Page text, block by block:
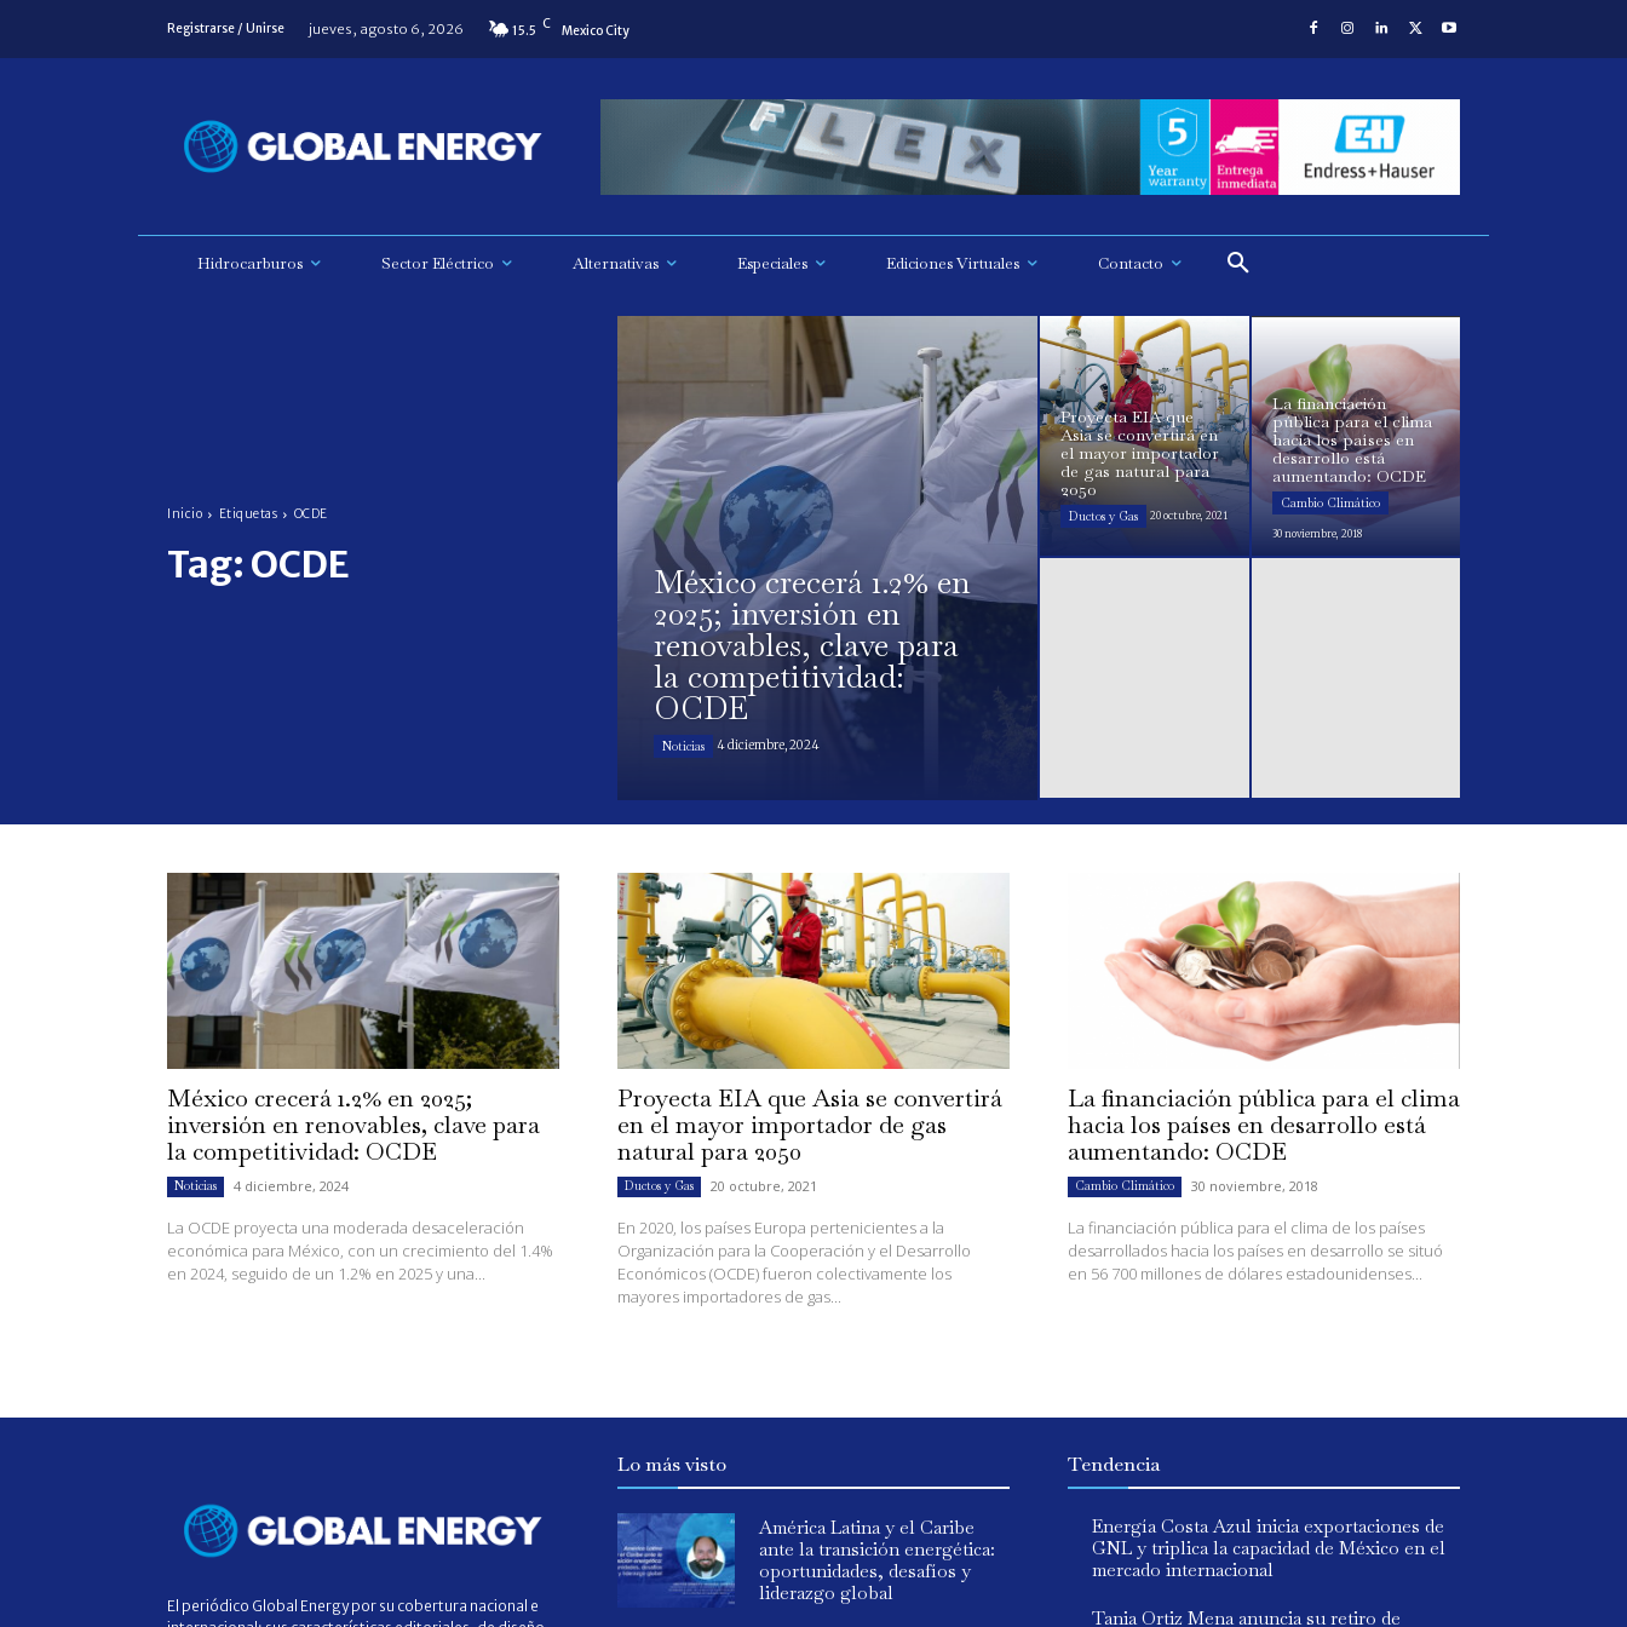
Registrarse / Unirse jueves, agosto 6, 2026 15.5 C Mexico City
Hidrocarburos Sector Eléctrico Alternativas Especiales Ediciones Virtuales Contacto
Inicio Etiquetas OCDE
Tag: OCDE México crecerá 1.2% en
2025; inversión en
renovables, clave para
la competitividad:
OCDE
Noticias 4 diciembre, 2024
Proyecta EIA que
Asia se convertirá en
el mayor importador
de gas natural para
2050
Ductos y Gas 20 octubre, 2021
La financiación
pública para el clima
hacia los países en
desarrollo está
aumentando: OCDE
Cambio Climático
30 noviembre, 2018
México crecerá 1.2% en 2025;
inversión en renovables, clave para
la competitividad: OCDE
Noticias 4 diciembre, 2024
La OCDE proyecta una moderada desaceleración
económica para México, con un crecimiento del 1.4%
en 2024, seguido de un 1.2% en 2025 y una...
Proyecta EIA que Asia se convertirá
en el mayor importador de gas
natural para 2050
Ductos y Gas 20 octubre, 2021
En 2020, los países Europa pertenicientes a la
Organización para la Cooperación y el Desarrollo
Económicos (OCDE) fueron colectivamente los
mayores importadores de gas...
La financiación pública para el clima
hacia los países en desarrollo está
aumentando: OCDE
Cambio Climático 30 noviembre, 2018
La financiación pública para el clima de los países
desarrollados hacia los países en desarrollo se situó
en 56 700 millones de dólares estadounidenses...
El periódico Global Energy por su cobertura nacional e
Lo más visto
América Latina y el Caribe
ante la transición energética:
oportunidades, desafíos y
liderazgo global
Tendencia
Energía Costa Azul inicia exportaciones de
GNL y triplica la capacidad de México en el
mercado internacional
Tania Ortiz Mena anuncia su retiro de